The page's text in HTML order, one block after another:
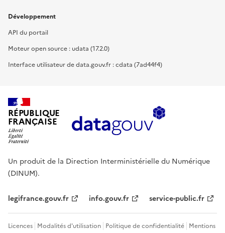
Développement
API du portail
Moteur open source : udata (17.2.0)
Interface utilisateur de data.gouv.fr : cdata (7ad44f4)
RÉPUBLIQUE
FRANÇAISE
Un produit de la Direction Interministérielle du Numérique
(DINUM).
legifrance.gouv.fr info.gouv.fr service-public.fr
Licences Modalités d'utilisation Politique de confidentialité Mentions